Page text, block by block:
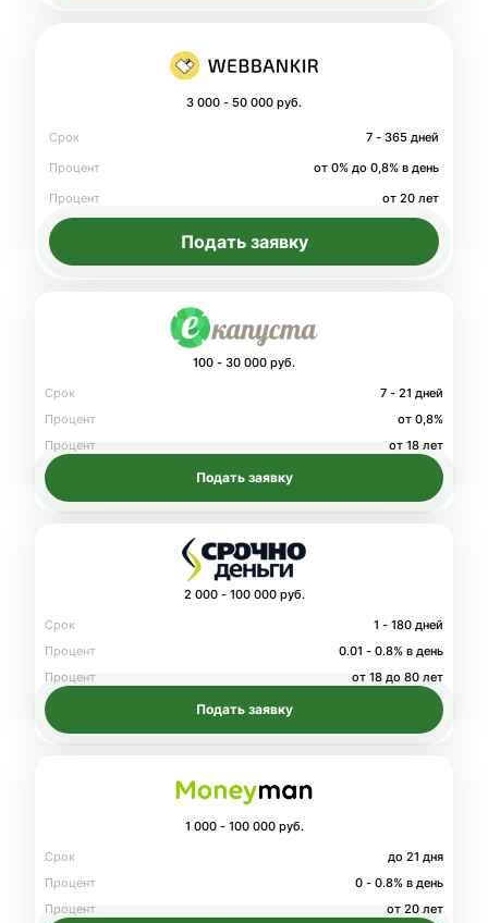
3 000 - 50 000 руб.
Срок
7 - 365 дней
Процент
от 0% до 0,8% в день
Процент
от 20 лет
Подать заявку
100 - 30 000 руб.
Срок
7 - 21 дней
Процент
от 0,8%
Процент
от 18 лет
Подать заявку
2 000 - 100 000 руб.
Срок
1 - 180 дней
Процент
0.01 - 0.8% в день
Процент
от 18 до 80 лет
Подать заявку
1 000 - 100 000 руб.
Срок
до 21 дня
Процент
0 - 0.8% в день
Процент
от 20 лет